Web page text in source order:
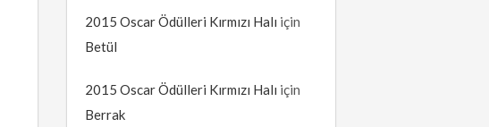
2015 Oscar Ödülleri Kırmızı Halı için
Betül
2015 Oscar Ödülleri Kırmızı Halı için
Berrak